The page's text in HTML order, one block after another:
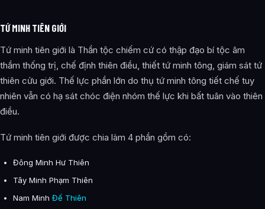
TỨ MINH TIÊN GIỚI
Tứ minh tiên giới là Thần tộc chiếm cứ có thập đạo bí tộc âm
thầm thống trị, chế định thiên điều, thiết tứ minh tông, giám sát tứ
thiên cửu giới. Thế lực phần lớn do thụ tứ minh tông tiết chế tuy
nhiên vẫn có hạ sát chóc điện nhóm thế lực khi bất tuân vào thiên
điều.
Tứ minh tiên giới được chia làm 4 phần gồm có:
Đông Minh Hư Thiên
Tây Minh Phạm Thiên
Nam Minh Đế Thiên